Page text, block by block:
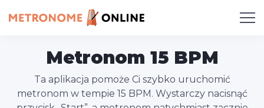
Metronom 15 BPM
Ta aplikacja pomoże Ci szybko uruchomić
metronom w tempie 15 BPM. Wystarczy nacisnąć